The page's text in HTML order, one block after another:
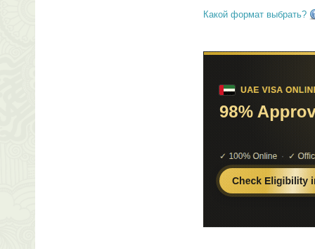
Какой формат выбрать?